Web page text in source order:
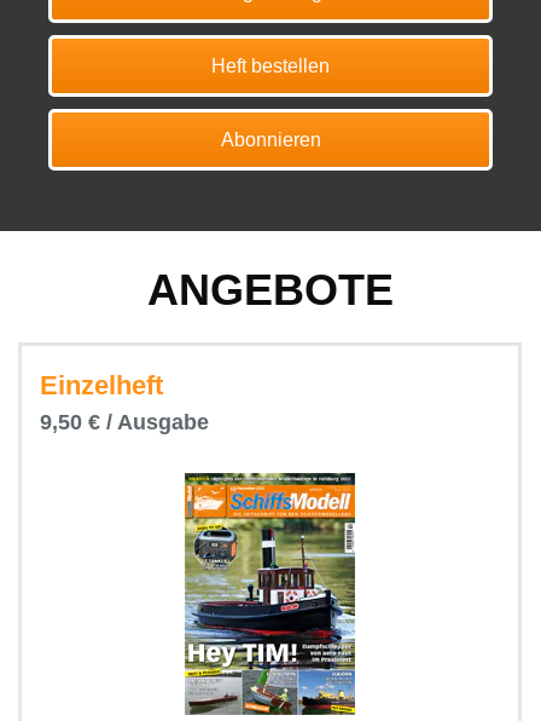
Heft bestellen
Abonnieren
ANGEBOTE
Einzelheft
9,50 € / Ausgabe